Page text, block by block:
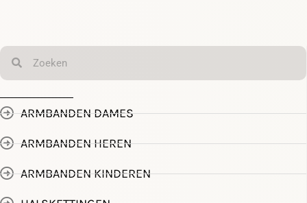
ARMBANDEN DAMES
ARMBANDEN HEREN
ARMBANDEN KINDEREN